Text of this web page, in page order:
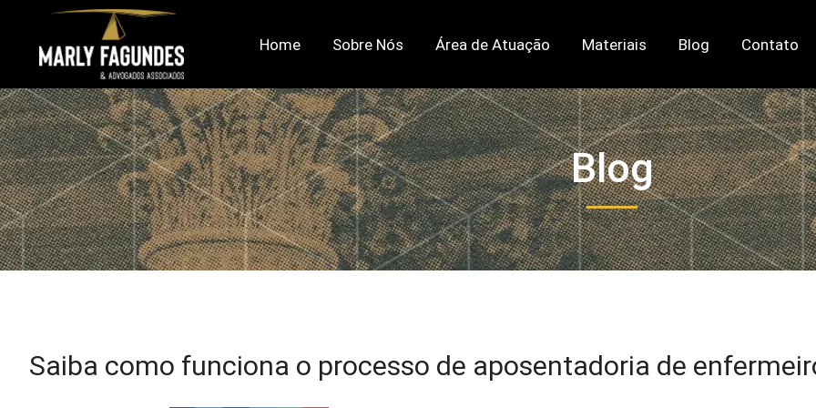
Home Sobre Nós Área de Atuação Materiais Blog Contato
Blog
Saiba como funciona o processo de aposentadoria de